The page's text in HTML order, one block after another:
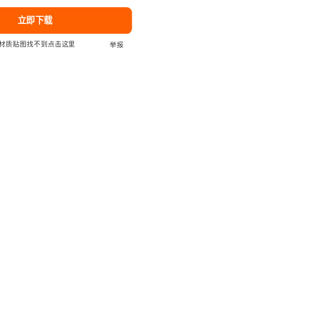
立即下载
质贴图找不到点击这里 举报